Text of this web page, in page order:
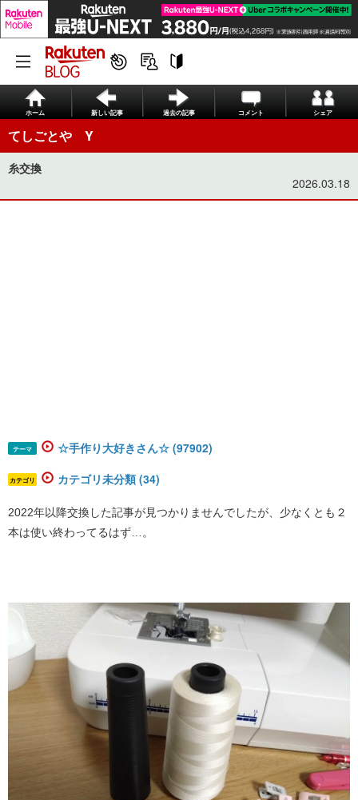
ホーム 新しい記事 過去の記事 コメント シェア
てしごとや Y
糸交換
2026.03.18
テーマ ☆手作り大好きさん☆ (97902)
カテゴリ カテゴリ未分類 (34)
2022年以降交換した記事が見つかりませんでしたが、少なくとも２
本は使い終わってるはず…。